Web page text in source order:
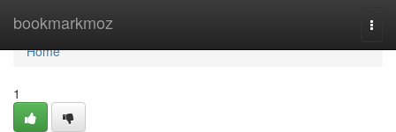
bookmarkmoz
Home
Home
1